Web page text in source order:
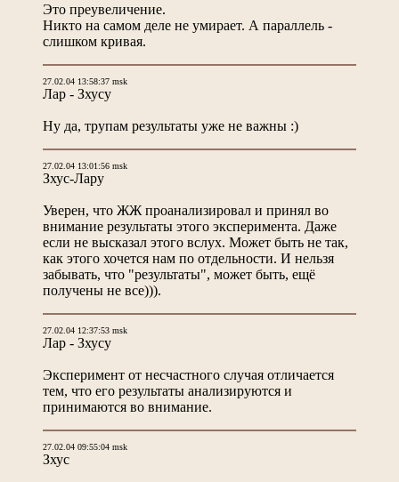
Это преувеличение.
Никто на самом деле не умирает. А параллель -
слишком кривая.
27.02.04 13:58:37 msk
Лар - Зхусу
Ну да, трупам результаты уже не важны :)
27.02.04 13:01:56 msk
Зхус-Лару
Уверен, что ЖЖ проанализировал и принял во
внимание результаты этого эксперимента. Даже
если не высказал этого вслух. Может быть не так,
как этого хочется нам по отдельности. И нельзя
забывать, что "результаты", может быть, ещё
получены не все))).
27.02.04 12:37:53 msk
Лар - Зхусу
Эксперимент от несчастного случая отличается
тем, что его результаты анализируются и
принимаются во внимание.
27.02.04 09:55:04 msk
Зхус